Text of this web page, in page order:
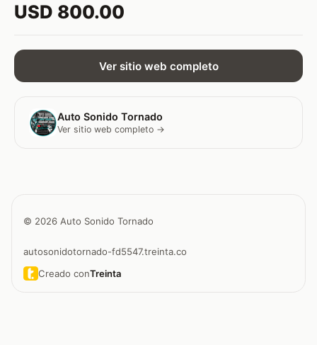
USD 800.00
Ver sitio web completo
Auto Sonido Tornado
Ver sitio web completo →
© 2026 Auto Sonido Tornado
autosonidotornado-fd5547.treinta.co
Creado conTreinta